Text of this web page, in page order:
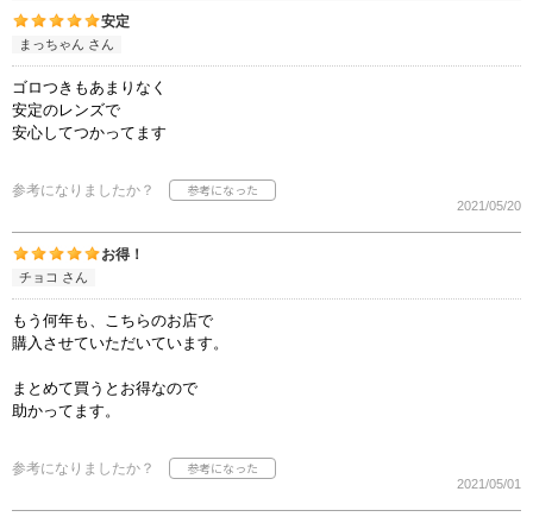
安定
まっちゃん さん
ゴロつきもあまりなく
安定のレンズで
安心してつかってます
参考になりましたか？
2021/05/20
お得！
チョコ さん
もう何年も、こちらのお店で
購入させていただいています。
まとめて買うとお得なので
助かってます。
参考になりましたか？
2021/05/01